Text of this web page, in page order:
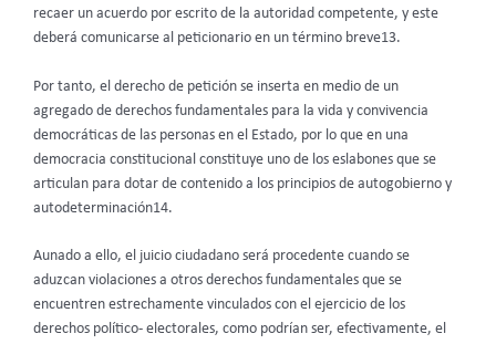
recaer un acuerdo por escrito de la autoridad competente, y este
deberá comunicarse al peticionario en un término breve13.
Por tanto, el derecho de petición se inserta en medio de un
agregado de derechos fundamentales para la vida y convivencia
democráticas de las personas en el Estado, por lo que en una
democracia constitucional constituye uno de los eslabones que se
articulan para dotar de contenido a los principios de autogobierno y
autodeterminación14.
Aunado a ello, el juicio ciudadano será procedente cuando se
aduzcan violaciones a otros derechos fundamentales que se
encuentren estrechamente vinculados con el ejercicio de los
derechos político- electorales, como podrían ser, efectivamente, el